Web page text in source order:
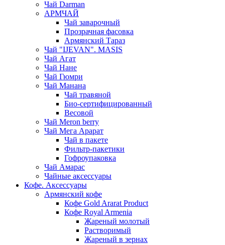
Чай Darman
АРМЧАЙ
Чай заварочный
Прозрачная фасовка
Армянский Тараз
Чай "IJEVAN". MASIS
Чай Агат
Чай Нане
Чай Гюмри
Чай Манана
Чай травяной
Био-сертифицированный
Весовой
Чай Meron berry
Чай Мега Арарат
Чай в пакете
Фильтр-пакетики
Гофроупаковка
Чай Амарас
Чайные аксессуары
Кофе. Аксессуары
Армянский кофе
Кофе Gold Ararat Product
Кофе Royal Armenia
Жареный молотый
Растворимый
Жареный в зернах